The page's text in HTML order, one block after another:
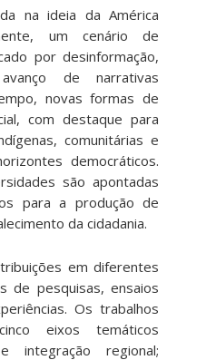
na ideia da América
um cenário de
por desinformação,
de narrativas
novas formas de
com destaque para
comunitárias e
democráticos.
são apontadas
para a produção de
da cidadania.
em diferentes
de pesquisas, ensaios
Os trabalhos
eixos temáticos
integração regional;